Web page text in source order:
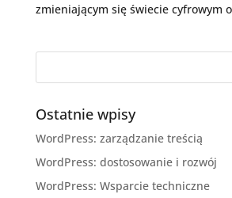
zmieniającym się świecie cyfrowym
Ostatnie wpisy
WordPress: zarządzanie treścią
WordPress: dostosowanie i rozwój
WordPress: Wsparcie techniczne